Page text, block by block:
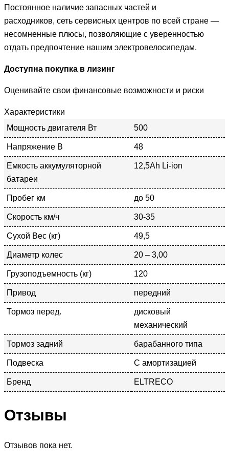
Постоянное наличие запасных частей и
расходников, сеть сервисных центров по всей стране —
несомненные плюсы, позволяющие с уверенностью
отдать предпочтение нашим электровелосипедам.
Доступна покупка в лизинг
Оценивайте свои финансовые возможности и риски
Характеристики
Мощность двигателя Вт
500
Напряжение В 48
Емкость аккумуляторной
батареи
12,5Аh Li-ion
Пробег км до 50
Скорость км/ч 30-35
Сухой Вес (кг) 49,5
Диаметр колес 20 – 3,00
Грузоподъемность (кг) 120
Привод передний
Тормоз перед.
дисковый
механический
Тормоз задний барабанного типа
Подвеска С амортизацией
Бренд ELTRECO
Отзывы
Отзывов пока нет.